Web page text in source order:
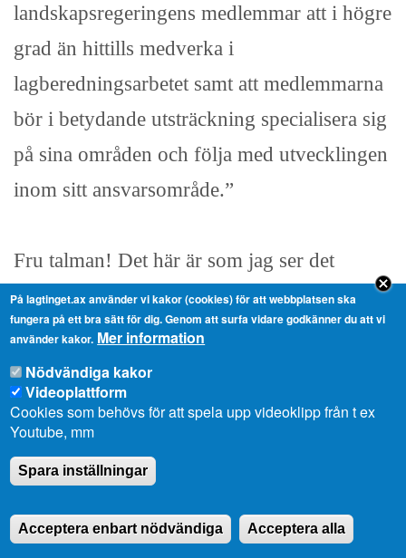
landskapsregeringens medlemmar att i högre
grad än hittills medverka i
lagberedningsarbetet samt att medlemmarna
bör i betydande utsträckning specialisera sig
på sina områden och följa med utvecklingen
inom sitt ansvarsområde.”
Fru talman! Det här är som jag ser det
ganska hård kritik. Jag har alltid utgått från
att så här skall fallet vara, och troligtvis är
det väl så, men revisorerna har nu sagt det
här och detta har jag faktiskt tagit fasta på.
Det är klart att man måste arbeta på det sätt
som revisorerna efterlyser. Lantrådet sade i
så jag hoppas och se fram emot det också att
På lagtinget.ax använder vi kakor (cookies) för att webbplatsen ska
fungera på ett bra sätt för dig. Genom att surfa vidare godkänner du att vi
använder kakor. Mer information
Nödvändiga kakor
Videoplattform
Cookies som behövs för att spela upp videoklipp från t ex
Youtube, mm
Spara inställningar
Acceptera enbart nödvändiga Acceptera alla